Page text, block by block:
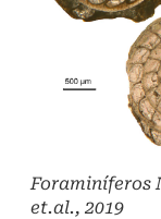
Foraminíferos
et.al., 2019